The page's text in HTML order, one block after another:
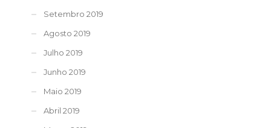
Setembro 2019
Agosto 2019
Julho 2019
Junho 2019
Maio 2019
Abril 2019